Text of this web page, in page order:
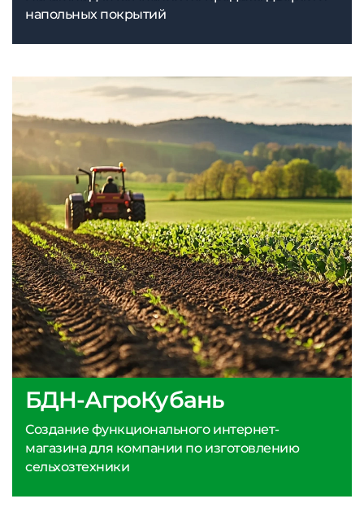
БДН-АгроКубань
Создание функционального интернет-
магазина для компании по изготовлению
сельхозтехники
напольных покрытий